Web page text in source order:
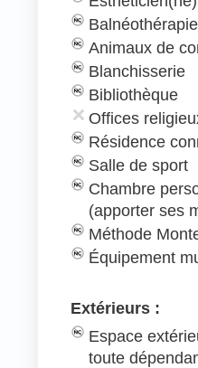
Animaux de
Blanchisserie
Bibliothèque
Offices
Résidence
Salle de sport
Chambre
(apporter ses
Méthode
Équipement
Extérieurs :
Espace
toute